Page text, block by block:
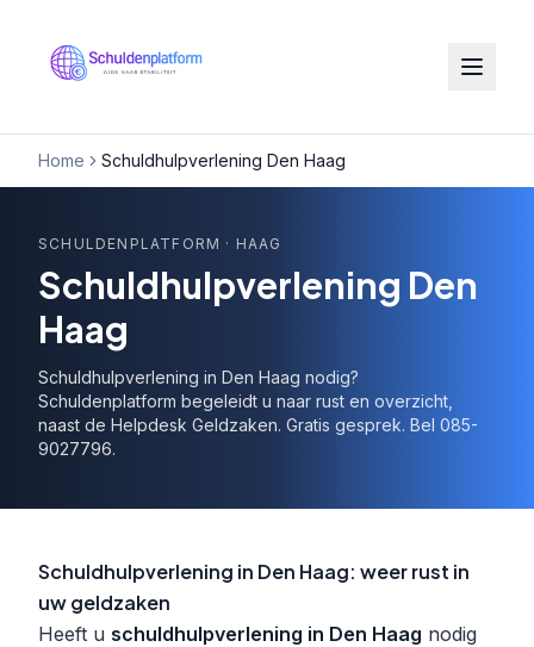
Home Schuldhulpverlening Den Haag
SCHULDENPLATFORM · HAAG
Schuldhulpverlening Den
Haag
Schuldhulpverlening in Den Haag nodig?
Schuldenplatform begeleidt u naar rust en overzicht,
naast de Helpdesk Geldzaken. Gratis gesprek. Bel 085-
9027796.
Schuldhulpverlening in Den Haag: weer rust in
uw geldzaken
Heeft u schuldhulpverlening in Den Haag nodig